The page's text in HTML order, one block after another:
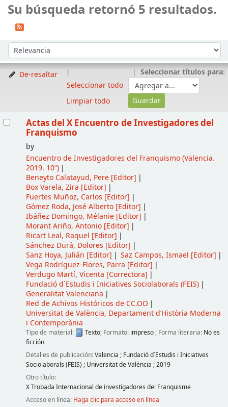
Su búsqueda retornó 5 resultados.
Ordenar por:
De-resaltar
Seleccionar todo
Limpiar todo
Seleccionar títulos para:
Actas del X Encuentro de Investigadores del
Franquismo
by
Encuentro de Investigadores del Franquismo(Valencia.
2019. 10º)
Beneyto Calatayud, Pere[Editor]
Box Varela, Zira [Editor]
Fuertes Muñoz, Carlos [Editor]
Gómez Roda, José Alberto[Editor]
Ibáñez Domingo, Mélanie[Editor]
Morant Ariño, Antonio[Editor]
Ricart Leal, Raquel [Editor]
Sánchez Durá, Dolores [Editor]
Sanz Hoya, Julián [Editor] Saz Campos, Ismael [Editor]
Vega Rodríguez-Flores, Parra [Editor]
Verdugo Martí, Vicenta [Correctora]
Fundació d´Estudis i Iniciatives Sociolaborals (FEIS)
Generalitat Valenciana
Red de Achivos Históricos de CC.OO
Universitat de València, Departament d’Història Moderna
i Contemporània
Tipo de material: Texto; Formato: impreso ; Forma literaria: No es
ficción
Detalles de publicación:Valencia ; Fundació d´Estudis i Iniciatives
Sociolaborals (FEIS) ; Universitat de València ;2019
Otro título:
X Trobada Internacional de investigadores del Franquisme
Acceso en línea: Haga clic para acceso en línea